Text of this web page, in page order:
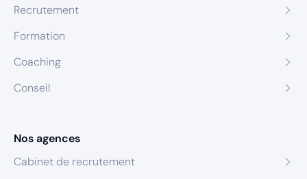
Recrutement
Formation
Coaching
Conseil
Nos agences
Cabinet de recrutement